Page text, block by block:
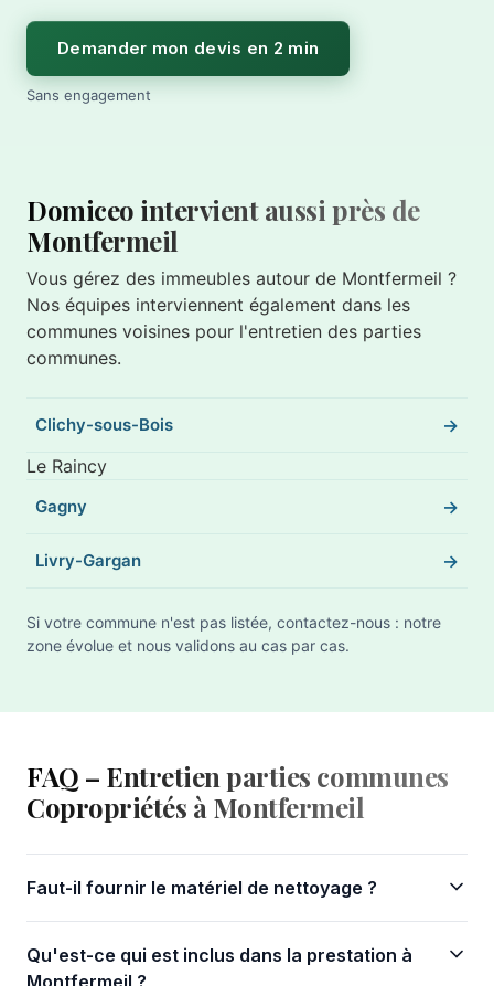
Demander mon devis en 2 min
Sans engagement
Domiceo intervient aussi près de
Montfermeil
Vous gérez des immeubles autour de Montfermeil ?
Nos équipes interviennent également dans les
communes voisines pour l'entretien des parties
communes.
Clichy-sous-Bois
Le Raincy
Gagny
Livry-Gargan
Si votre commune n'est pas listée, contactez-nous : notre
zone évolue et nous validons au cas par cas.
FAQ – Entretien parties communes
Copropriétés à Montfermeil
Faut-il fournir le matériel de nettoyage ?
Qu'est-ce qui est inclus dans la prestation à